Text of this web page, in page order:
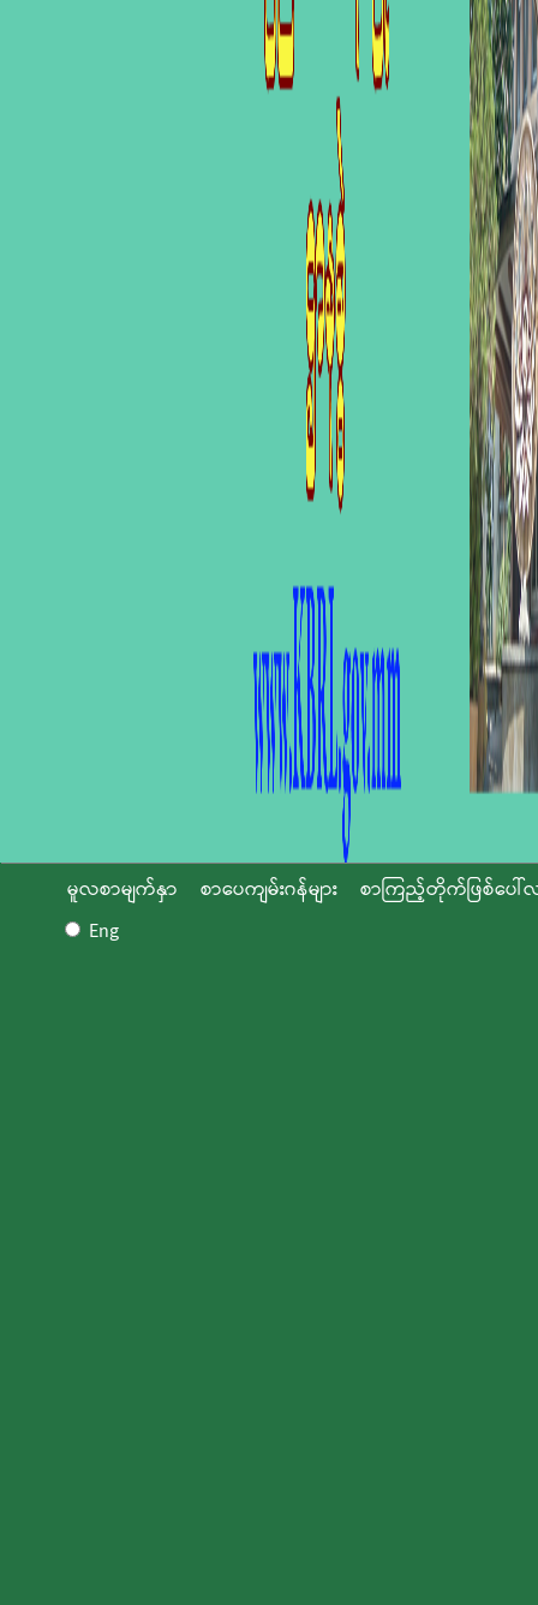
မူလစာမျက်နှာ စာပေကျမ်းဂန်များ
စာကြည့်တိုက်ဖြစ်ပေါ်
Eng